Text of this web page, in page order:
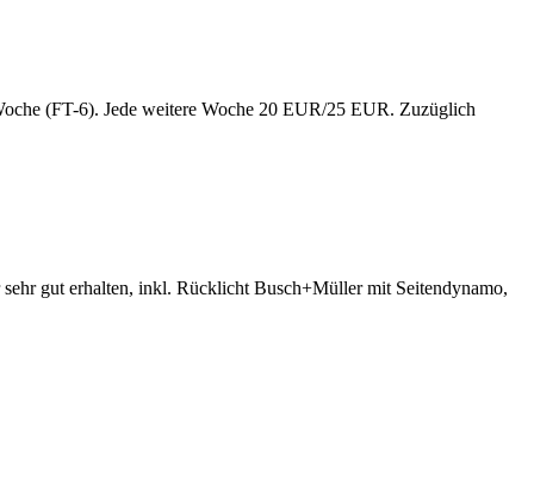
(FT-6). Jede weitere Woche 20 EUR/25 EUR. Zuzüglich
gut erhalten, inkl. Rücklicht Busch+Müller mit Seitendynamo,